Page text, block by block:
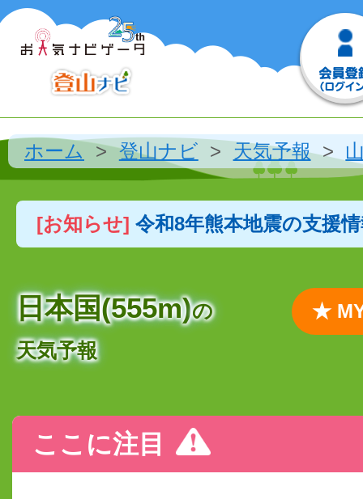
ホーム 登山ナビ 天気予報
[お知らせ] 令和8年熊本地震の支援
日本国(555m)の
天気予報
★
ここに注目